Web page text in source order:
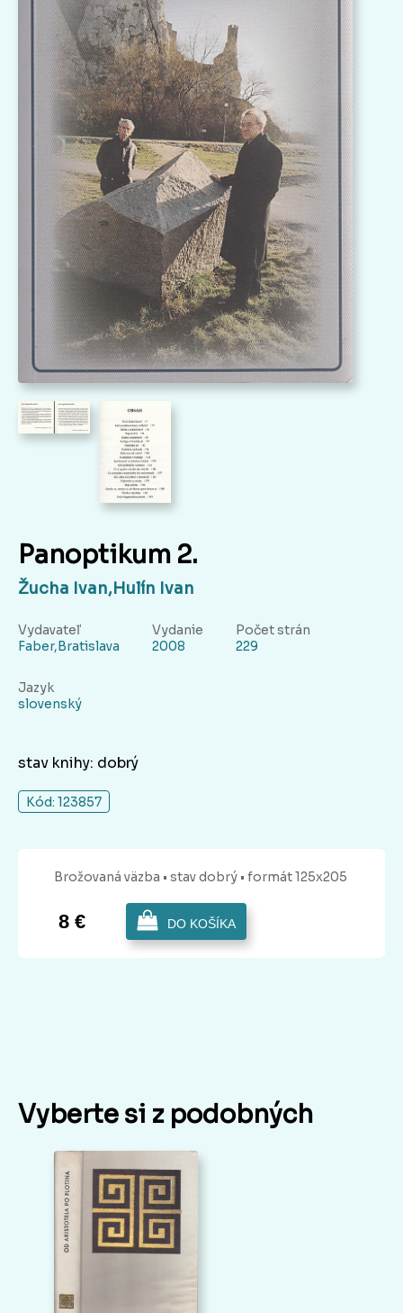
Panoptikum 2.
Žucha Ivan,Hulín Ivan
Vydavateľ
Faber,Bratislava
Vydanie
2008
Počet strán
229
Jazyk
slovenský
stav knihy: dobrý
Kód: 123857
Brožovaná väzba • stav dobrý • formát 125x205
8 € DO KOŠÍKA
Vyberte si z podobných